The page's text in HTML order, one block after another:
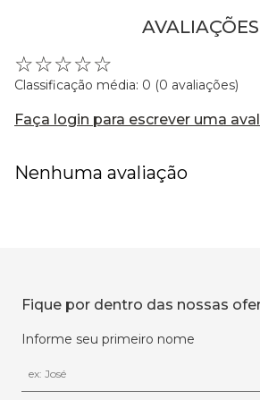
AVALIAÇÕES
☆☆☆☆☆
Classificação média: 0 (0 avaliações)
Faça login para escrever uma
Nenhuma avaliação
Fique por dentro das nossas
Informe seu primeiro nome